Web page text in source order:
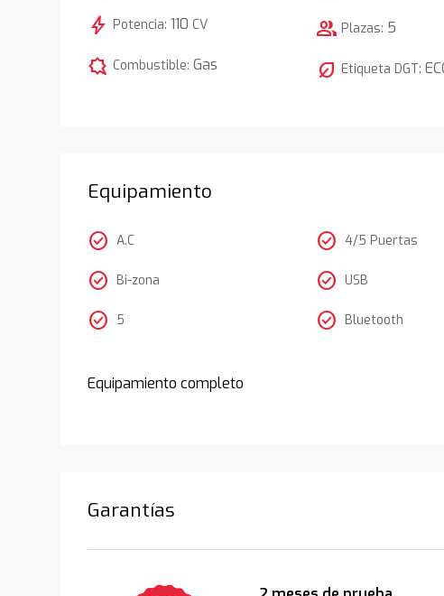
bolt Potencia:110 CV
comic_bubble Combustible:Gas
group Plazas: 5
nest_eco_leaf Etiqueta DGT:
Equipamiento
check_circle A.C
check_circle Bi-zona
check_circle 5
check_circle 4/5 Puertas
check_circle USB
check_circle Bluetooth
Equipamiento completo
Garantías